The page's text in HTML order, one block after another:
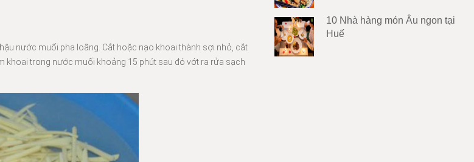
nước muối pha loãng. Cắt hoặc nạo khoai thành sợi nhỏ, cắt
khoai trong nước muối khoảng 15 phút sau đó vớt ra rửa sạch
10 Nhà hàng món Âu ngon tại
Huế